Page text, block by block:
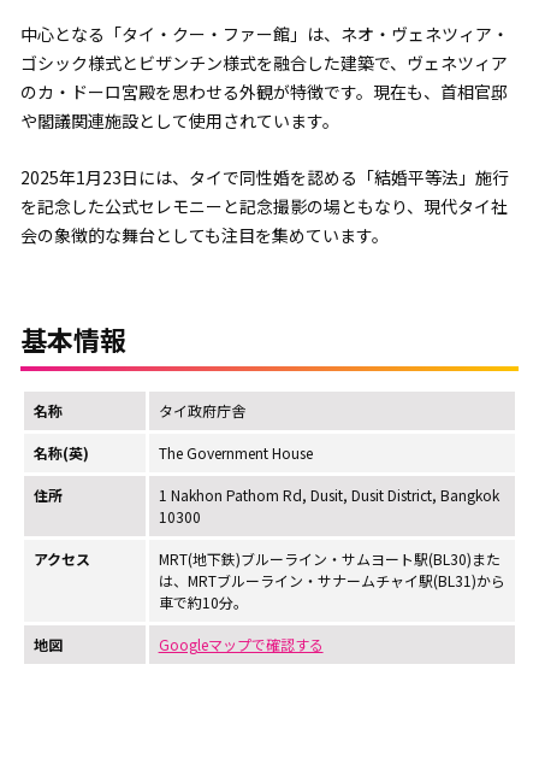
中心となる「タイ・クー・ファー館」は、ネオ・ヴェネツィア・
ゴシック様式とビザンチン様式を融合した建築で、ヴェネツィア
のカ・ドーロ宮殿を思わせる外観が特徴です。現在も、首相官邸
や閣議関連施設として使用されています。
2025年1月23日には、タイで同性婚を認める「結婚平等法」施行
を記念した公式セレモニーと記念撮影の場ともなり、現代タイ社
会の象徴的な舞台としても注目を集めています。
基本情報
名称 タイ政府庁舎
名称(英) The Government House
住所
1 Nakhon Pathom Rd, Dusit, Dusit District, Bangkok
10300
アクセス
MRT(地下鉄)ブルーライン・サムヨート駅(BL30)また
は、MRTブルーライン・サナームチャイ駅(BL31)から
車で約10分。
地図 Googleマップで確認する